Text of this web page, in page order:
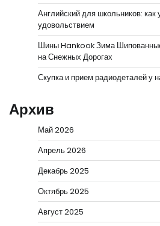
Английский для школьников: как
удовольствием
Шины Hankook Зима
на Снежных Дорогах
Скупка и прием радиодеталей у
Архив
Май 2026
Апрель 2026
Декабрь 2025
Октябрь 2025
Август 2025